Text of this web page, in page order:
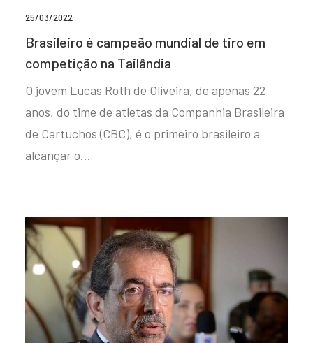
25/03/2022
Brasileiro é campeão mundial de tiro em
competição na Tailândia
O jovem Lucas Roth de Oliveira, de apenas 22
anos, do time de atletas da Companhia Brasileira
de Cartuchos (CBC), é o primeiro brasileiro a
alcançar o…